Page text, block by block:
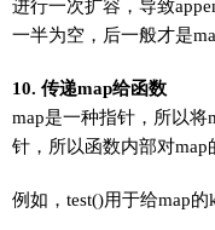
进行一次扩容，导致
一半为空，后一般才是
10. 传递map给函数
map是一种指针，所以
针，所以函数内部对map
例如，test()用于给map的